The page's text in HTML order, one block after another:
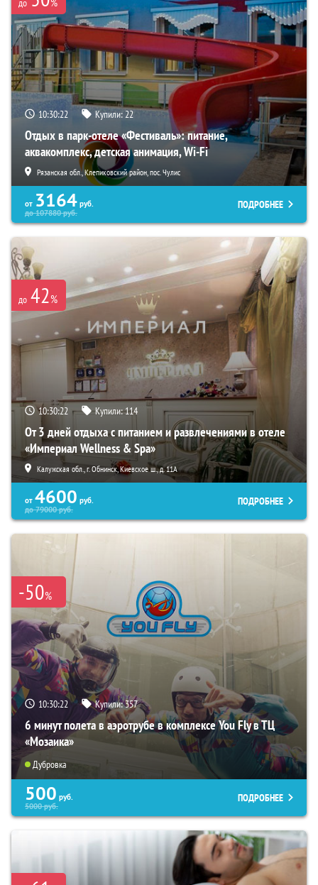
до
10:30:21 Купили:22
Отдых в парк-отеле «Фестиваль»: питание,
аквакомплекс, детская анимация, Wi-Fi
Рязанская обл., Клепиковский район, пос. Чулис
от 3164 руб.
до107880руб.
ПОДРОБНЕЕ
до 42%
10:30:21 Купили:114
От 3 дней отдыха с питанием и развлечениями в отеле
«Империал Wellness & Spa»
Калужская обл., г. Обнинск, Киевское ш., д. 11А
от 4600 руб.
до79000руб.
ПОДРОБНЕЕ
-50%
10:30:21 Купили:357
6 минут полета в аэротрубе в комплексе You Fly в ТЦ
«Мозаика»
Дубровка
500 руб.
5000руб.
ПОДРОБНЕЕ